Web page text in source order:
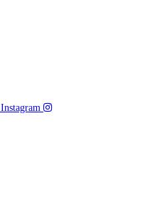
Instagram